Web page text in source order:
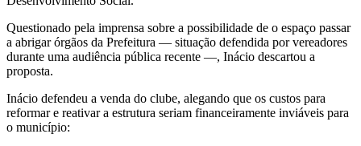
Questionado pela imprensa sobre a possibilidade de o espaço passar
a abrigar órgãos da Prefeitura — situação defendida por vereadores
durante uma audiência pública recente —, Inácio descartou a
proposta.
Inácio defendeu a venda do clube, alegando que os custos para
reformar e reativar a estrutura seriam financeiramente inviáveis para
o município: